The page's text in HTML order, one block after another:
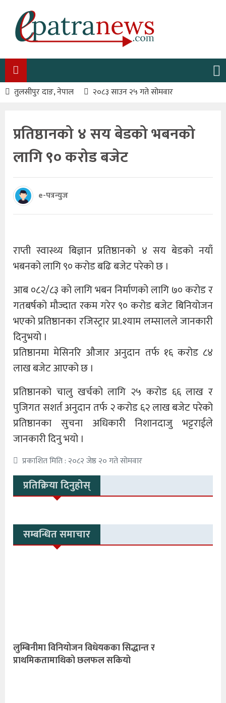
तुलसीपुर दाङ, नेपाल २०८३ साउन २५ गते सोमवार
प्रतिष्ठानको ४ सय बेडको भबनको
लागि ९० करोड बजेट
e-पत्रन्युज
राप्ती स्वास्थ्य बिज्ञान प्रतिष्ठानको ४ सय बेडको नयाँ
भबनको लागि ९० करोड बढि बजेट परेको छ ।
आब ०८२/८३ को लागि भबन निर्माणको लागि ७० करोड र
गतबर्षको मौज्दात रकम गरेर ९० करोड बजेट बिनियोजन
भएको प्रतिष्ठानका रजिस्ट्रार प्रा.श्याम लम्सालले जानकारी
दिनुभयो ।
प्रतिष्ठानमा मेसिनरि औजार अनुदान तर्फ १६ करोड ८४
लाख बजेट आएको छ ।
प्रतिष्ठानको चालु खर्चको लागि २५ करोड ६६ लाख र
पुजिगत सशर्त अनुदान तर्फ २ करोड ६२ लाख बजेट परेको
प्रतिष्ठानका सुचना अधिकारी निशानदाजु भट्टराईले
जानकारी दिनु भयो ।
प्रकाशित मिति : २०८२ जेष्ठ २० गते सोमवार
प्रतिक्रिया दिनुहोस्
सम्बन्धित समाचार
लुम्बिनीमा विनियोजन विधेयकका सिद्धान्त र
प्राथमिकतामाथिको छलफल सकियो